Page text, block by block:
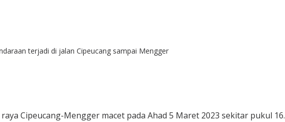
terjadi di jalan Cipeucang sampai Mengger
Cipeucang-Mengger macet pada Ahad 5 Maret 2023 sekitar pukul